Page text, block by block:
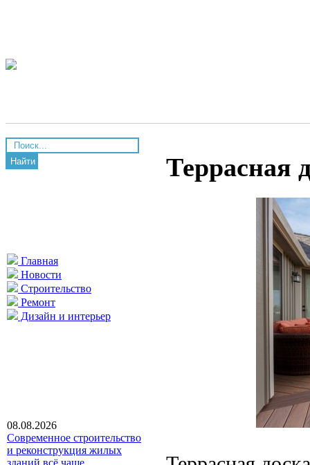
Найти
Главная
Новости
Строительство
Ремонт
Дизайн и интерьер
08.08.2026
Современное строительство
и реконструкция жилых
зданий всё чаще
Террасная